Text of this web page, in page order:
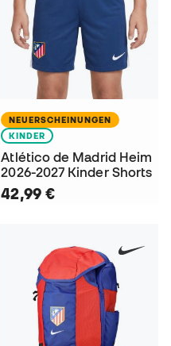
NEUERSCHEINUNGEN
KINDER
Atlético de Madrid Heim
2026-2027 Kinder Shorts
42,99 €